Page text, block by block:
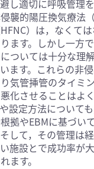
し適切に呼吸管理
襲的陽圧換気療法
）は，なくて
ます。しかし一方
ついては十分な理
ます。これらの非
気管挿管のタイミ
化させることはよ
設定方法について
拠やEBMに基づい
して，その管理は
施設とで成功率が
ます。